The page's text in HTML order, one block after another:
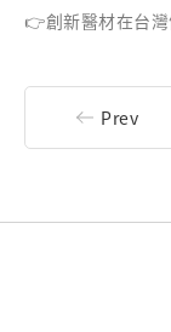
👉創新醫材在台
Prev